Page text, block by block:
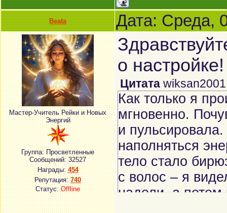
Beata Дата: Среда,
Мастер-Учитель Рейки и Новых
Энергий
Группа: Просветленные
Сообщений:32527
Награды:454
Репутация:740
Статус:Offline
о
Цитата wiksan2001
Как только я
мгновенно.
и
наполняться
тело стало
с волос – я
надели, а потом